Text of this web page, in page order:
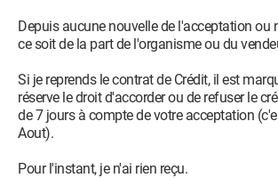
Depuis aucune nouvelle de l'acceptation ou
ce soit de la part de l'organisme ou du
Si je reprends le contrat de Crédit, il est
réserve le droit d'accorder ou de refuser le
de 7 jours à compte de votre acceptation
Aout).
Pour l'instant, je n'ai rien reçu.